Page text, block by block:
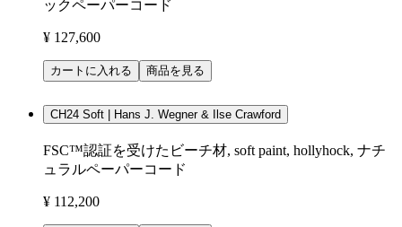
ックペーパーコード
¥ 127,600
カートに入れる 商品を見る
CH24 Soft | Hans J. Wegner & Ilse Crawford
FSC™認証を受けたビーチ材, soft paint, hollyhock, ナチ
ュラルペーパーコード
¥ 112,200